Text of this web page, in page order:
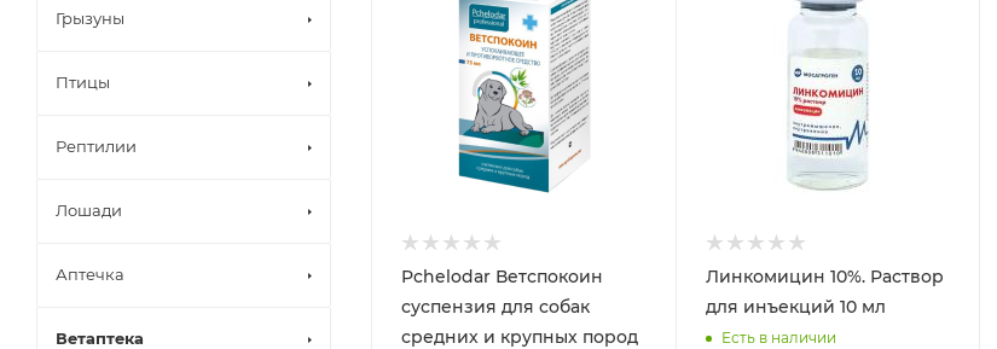
Pchelodar Ветспокоин
суспензия для собак
средних и крупных пород
Линкомицин 10%. Раствор
для инъекций 10 мл
Есть в наличии
Грызуны
Птицы
Рептилии
Лошади
Аптечка
Ветаптека